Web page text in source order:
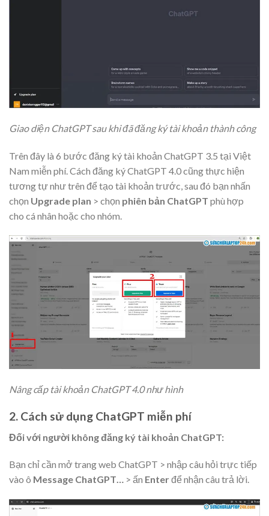
Giao diện ChatGPT sau khi đã đăng ký tài khoản thành công
Trên đây là 6 bước đăng ký tài khoản ChatGPT 3.5 tại Việt
Nam miễn phí. Cách đăng ký ChatGPT 4.0 cũng thực hiện
tương tự như trên để tạo tài khoản trước, sau đó bạn nhấn
chọn Upgrade plan > chọn phiên bản ChatGPT phù hợp
cho cá nhân hoặc cho nhóm.
Nâng cấp tài khoản ChatGPT 4.0 như hình
2. Cách sử dụng ChatGPT miễn phí
Đối với người không đăng ký tài khoản ChatGPT:
Bạn chỉ cần mở trang web ChatGPT > nhập câu hỏi trực tiếp
vào ô Message ChatGPT… > ấn Enterđể nhận câu trả lời.